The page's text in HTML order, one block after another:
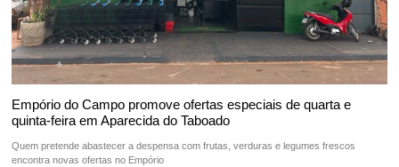
Empório do Campo promove ofertas especiais de quarta e
quinta-feira em Aparecida do Taboado
Quem pretende abastecer a despensa com frutas, verduras e legumes frescos
encontra novas ofertas no Empório